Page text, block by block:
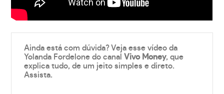
Ainda está com dúvida? Veja esse vídeo da
Yolanda Fordelone do canalVivo Money, que
explica tudo, de um jeito simples e direto.
Assista.